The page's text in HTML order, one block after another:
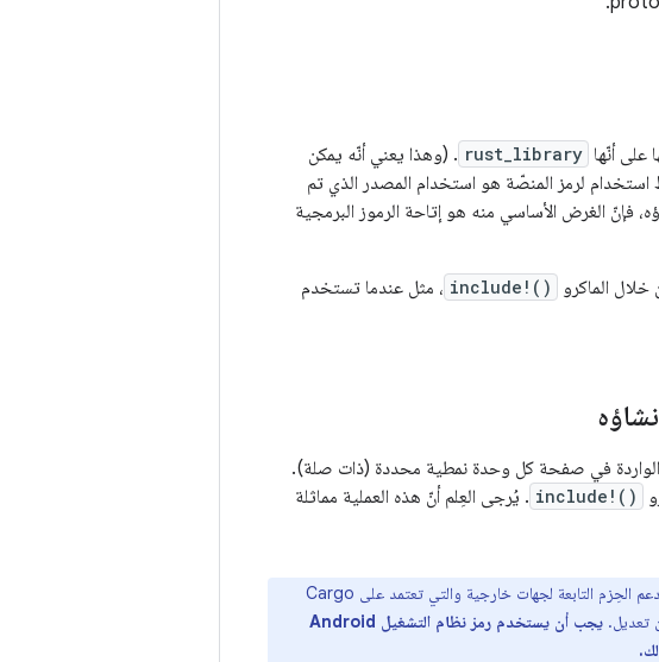
rust_library . (وهذا يعني أنّه يمكن
لرمز المنصّة هو استخدام المصدر الذي تم
فإنّ الغرض الأساسي منه هو إتاحة الرموز البرمجية
الماكرو
include!() ، مثل عندما تستخدم
الواردة في صفحة كل وحدة نمطية محددة (ذات صلة).
include!() . يُرجى العِلم أنّ هذه العملية مماثلة
يهدف بشكل أساسي إلى دعم الحِزم التابعة لجهات خارجية والتي تعتمد على Cargo
يجب أن يستخدم رمز نظام التشغيل Android